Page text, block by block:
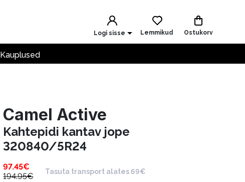
Logi sisse Lemmikud Ostukorv
Kauplused
Camel Active
Kahtepidi kantav jope
320840/5R24
97.45€
194.95€
Tasuta transport alates 69€